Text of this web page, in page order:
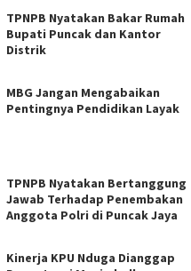
TPNPB Nyatakan Bakar Rumah
Bupati Puncak dan Kantor
Distrik
MBG Jangan Mengabaikan
Pentingnya Pendidikan Layak
TPNPB Nyatakan Bertanggung
Jawab Terhadap Penembakan
Anggota Polri di Puncak Jaya
Kinerja KPU Nduga Dianggap